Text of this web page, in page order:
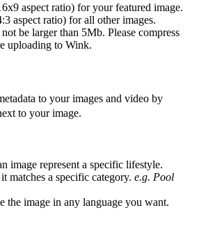
aspect ratio) for your featured image.
aspect ratio) for all other images.
be larger than 5Mb. Please compress
uploading to Wink.
to your images and video by
to your image.
image represent a specific lifestyle.
matches a specific category. e.g. Pool
the image in any language you want.